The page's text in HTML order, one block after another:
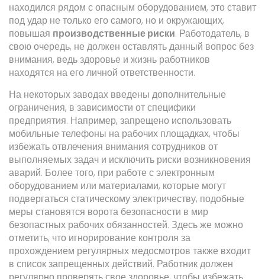
находился рядом с опасным оборудованием, это ставит
под удар не только его самого, но и окружающих,
повышая производственные риски. Работодатель, в
свою очередь, не должен оставлять данный вопрос без
внимания, ведь здоровье и жизнь работников
находятся на его личной ответственности.
На некоторых заводах введены дополнительные
ограничения, в зависимости от специфики
предприятия. Например, запрещено использовать
мобильные телефоны на рабочих площадках, чтобы
избежать отвлечения внимания сотрудников от
выполняемых задач и исключить риски возникновения
аварий. Более того, при работе с электронным
оборудованием или материалами, которые могут
подвергаться статическому электричеству, подобные
меры становятся ворота безопасности в мир
безопастных рабочих обязанностей. Здесь же можно
отметить, что игнорирование контроля за
прохождением регулярных медосмотров также входит
в список запрещенных действий. Работник должен